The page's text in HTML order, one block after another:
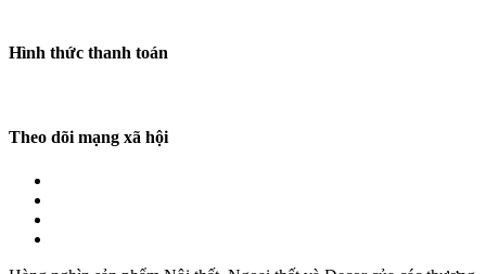
Hình thức thanh toán
Theo dõi mạng xã hội